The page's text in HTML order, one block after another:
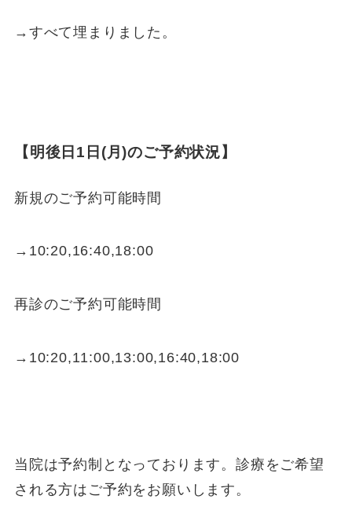
→すべて埋まりました。
【明後日1日(月)のご予約状況】
新規のご予約可能時間
→10:20,16:40,18:00
再診のご予約可能時間
→10:20,11:00,13:00,16:40,18:00
当院は予約制となっております。診療をご希望
される方はご予約をお願いします。